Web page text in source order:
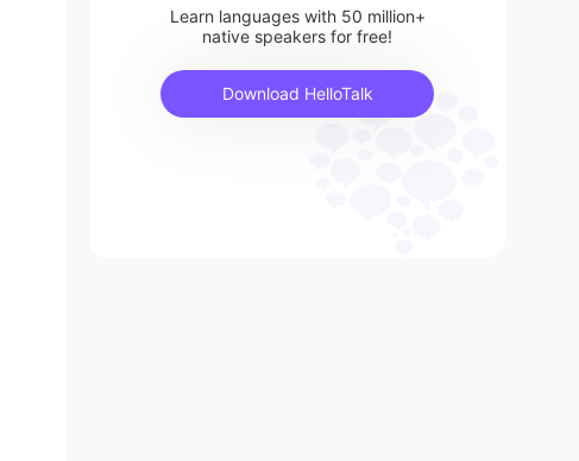
Learn languages with 50 million+
native speakers for free!
Download HelloTalk